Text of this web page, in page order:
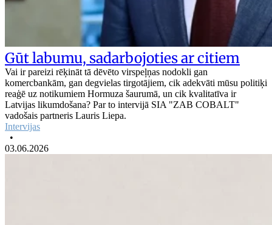
Gūt labumu, sadarbojoties ar citiem
Vai ir pareizi rēķināt tā dēvēto virspeļņas nodokli gan
komercbankām, gan degvielas tirgotājiem, cik adekvāti mūsu politiķi
reaģē uz notikumiem Hormuza šaurumā, un cik kvalitatīva ir
Latvijas likumdošana? Par to intervijā SIA "ZAB COBALT"
vadošais partneris Lauris Liepa.
Intervijas
•
03.06.2026